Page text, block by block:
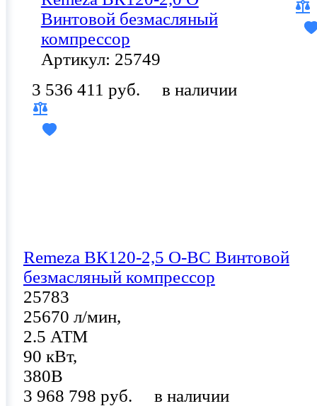
Винтовой безмасляный
компрессор
Артикул: 25749
3 536 411 руб.
в наличии
Remeza ВК120-2,5 О-ВС Винтовой
безмасляный компрессор
25783
25670 л/мин,
2.5 АТМ
90 кВт,
380В
3 968 798 руб.
в наличии